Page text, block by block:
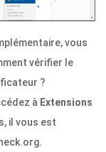
vous
vérifier le
?
à Extensions
il vous est